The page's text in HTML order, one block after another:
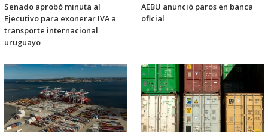
Senado aprobó minuta al
Ejecutivo para exonerar IVA a
transporte internacional
uruguayo
AEBU anunció paros en banca
oficial